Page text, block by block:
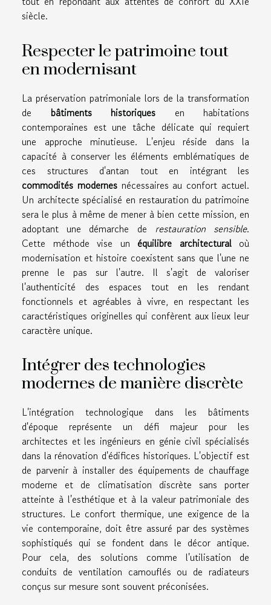
siècle.
Respecter le patrimoine tout
en modernisant
La préservation patrimoniale lors de la transformation
de bâtiments historiques en habitations
contemporaines est une tâche délicate qui requiert
une approche minutieuse. L'enjeu réside dans la
capacité à conserver les éléments emblématiques de
ces structures d'antan tout en intégrant les
commodités modernesnécessaires au confort actuel.
Un architecte spécialisé en restauration du patrimoine
sera le plus à même de mener à bien cette mission, en
adoptant une démarche de restauration sensible.
Cette méthode vise un équilibre architecturaloù
modernisation et histoire coexistent sans que l'une ne
prenne le pas sur l'autre. Il s'agit de valoriser
l'authenticité des espaces tout en les rendant
fonctionnels et agréables à vivre, en respectant les
caractéristiques originelles qui confèrent aux lieux leur
caractère unique.
Intégrer des technologies
modernes de manière discrète
L'intégration technologique dans les bâtiments
d'époque représente un défi majeur pour les
architectes et les ingénieurs en génie civil spécialisés
dans la rénovation d'édifices historiques. L'objectif est
de parvenir à installer des équipements de chauffage
moderne et de climatisation discrète sans porter
atteinte à l'esthétique et à la valeur patrimoniale des
structures. Le confort thermique, une exigence de la
vie contemporaine, doit être assuré par des systèmes
sophistiqués qui se fondent dans le décor antique.
Pour cela, des solutions comme l'utilisation de
conduits de ventilation camouflés ou de radiateurs
conçus sur mesure sont souvent préconisées.